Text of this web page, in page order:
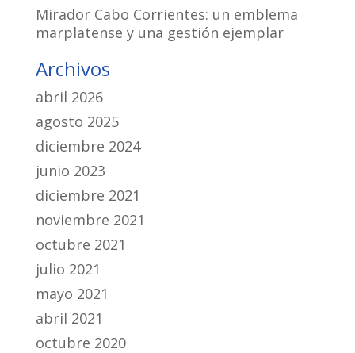
Mirador Cabo Corrientes: un emblema
marplatense y una gestión ejemplar
Archivos
abril 2026
agosto 2025
diciembre 2024
junio 2023
diciembre 2021
noviembre 2021
octubre 2021
julio 2021
mayo 2021
abril 2021
octubre 2020